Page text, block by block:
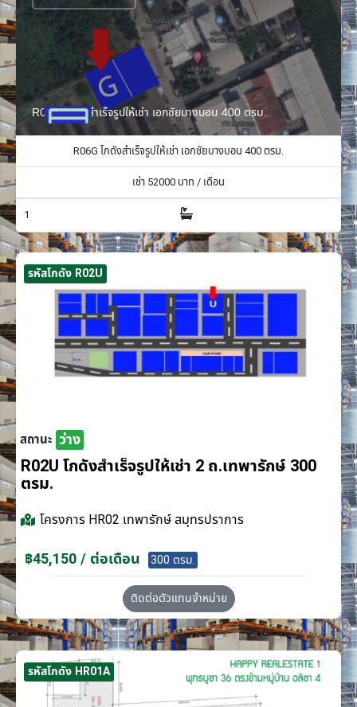
R06G โกดังสำเร็จรูปให้เช่า เอกชัยบางบอน 400 ตรม.
R06G โกดังสำเร็จรูปให้เช่า เอกชัยบางบอน 400 ตรม.
เช่า 52000 บาท / เดือน
1
รหัสโกดัง R02U
สถานะ ว่าง
R02U โกดังสำเร็จรูปให้เช่า 2 ถ.เทพารักษ์ 300
ตรม.
โครงการ HR02 เทพารักษ์ สมุทรปราการ
฿45,150 / ต่อเดือน 300 ตรม.
ติดต่อตัวแทนจำหน่าย
รหัสโกดัง HR01A